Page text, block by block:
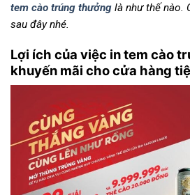
tem cào trúng thưởng là như thế nào.
sau đây nhé.
Lợi ích của việc in tem cào
khuyến mãi cho cửa hàng